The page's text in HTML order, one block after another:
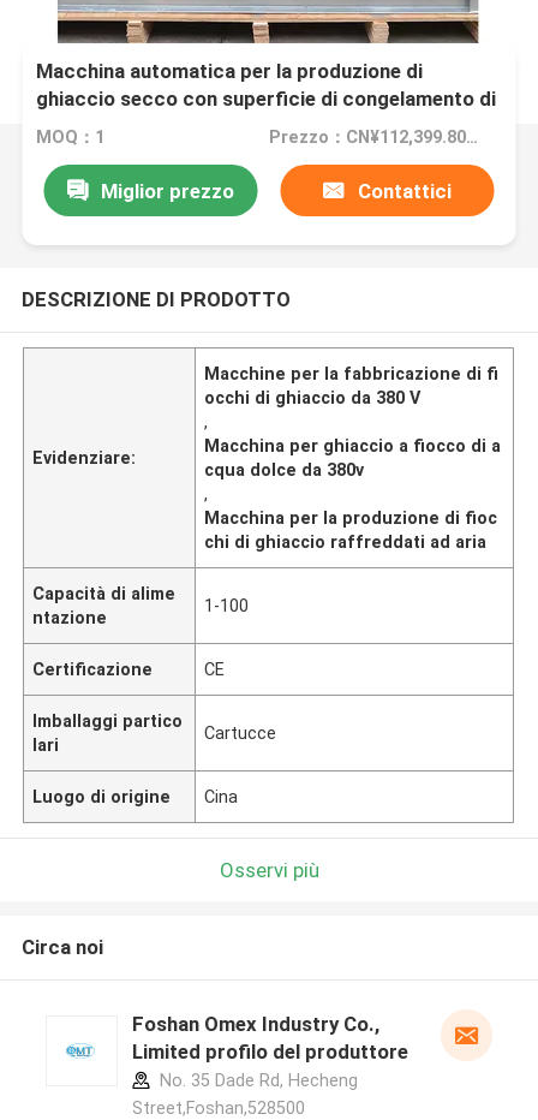
Macchina automatica per la produzione di
ghiaccio secco con superficie di congelamento di
ghiaccio in acciaio al carbonio 380v Voltaggio
MOQ：1 Prezzo：CN¥112,399.80/sets 1-2 sets
Miglior prezzo Contattici
DESCRIZIONE DI PRODOTTO
Evidenziare:
Macchine per la fabbricazione di fi
occhi di ghiaccio da 380 V
,
Macchina per ghiaccio a fiocco di a
cqua dolce da 380v
,
Macchina per la produzione di fioc
chi di ghiaccio raffreddati ad aria
Capacità di alime
ntazione
1-100
Certificazione CE
Imballaggi partico
lari
Cartucce
Luogo di origine Cina
Osservi più
Circa noi
Foshan Omex Industry Co.,
Limited profilo del produttore
No. 35 Dade Rd, Hecheng
Street,Foshan,528500